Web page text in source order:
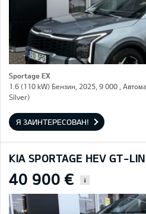
Sportage EX
1.6 (110 kW) Бензин, 2025, 9 000 ,
Silver)
Я ЗАИНТЕРЕСОВАН!
KIA SPORTAGE HEV GT-
40 900 € i